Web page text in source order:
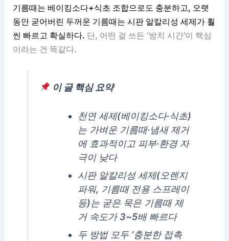
기름때는 베이킹소다+식초 조합으로도 충분하고, 오랫
동안 굳어버린 두꺼운 기름때는 시판 알칼리성 세제가 훨
씬 빠르고 확실하다. 단, 어떤 걸 쓰든 ‘방치 시간’이 핵심
이라는 건 똑같다.
이 글 핵심 요약
천연 세제(베이킹소다·식초)
는 가벼운 기름때·냄새 제거
에 효과적이고 피부·환경 자
극이 낮다
시판 알칼리성 세제(오렌지
파워, 기름때 전용 스프레이
등)는 굳은 묵은 기름때 제
거 속도가 3~5배 빠르다
두 방법 모두 ‘충분한 접촉